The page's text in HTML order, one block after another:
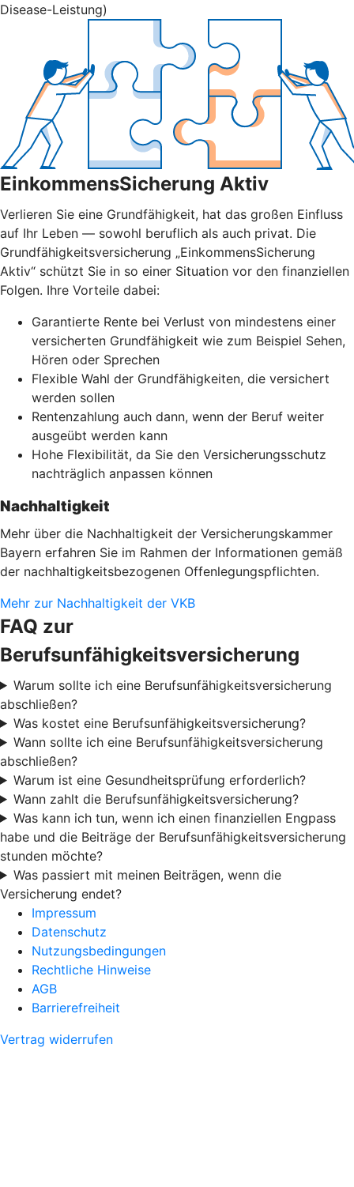
Disease-Leistung)
EinkommensSicherung Aktiv
Verlieren Sie eine Grundfähigkeit, hat das großen Einfluss
auf Ihr Leben — sowohl beruflich als auch privat. Die
Grundfähigkeitsversicherung „EinkommensSicherung
Aktiv“ schützt Sie in so einer Situation vor den finanziellen
Folgen. Ihre Vorteile dabei:
Garantierte Rente bei Verlust von mindestens einer
versicherten Grundfähigkeit wie zum Beispiel Sehen,
Hören oder Sprechen
Flexible Wahl der Grundfähigkeiten, die versichert
werden sollen
Rentenzahlung auch dann, wenn der Beruf weiter
ausgeübt werden kann
Hohe Flexibilität, da Sie den Versicherungsschutz
nachträglich anpassen können
Nachhaltigkeit
Mehr über die Nachhaltigkeit der Versicherungskammer
Bayern erfahren Sie im Rahmen der Informationen gemäß
der nachhaltigkeitsbezogenen Offenlegungspflichten.
Mehr zur Nachhaltigkeit der VKB
FAQ zur
Berufsunfähigkeitsversicherung
Warum sollte ich eine Berufsunfähigkeitsversicherung
abschließen?
Was kostet eine Berufsunfähigkeitsversicherung?
Wann sollte ich eine Berufsunfähigkeitsversicherung
abschließen?
Warum ist eine Gesundheitsprüfung erforderlich?
Wann zahlt die Berufsunfähigkeitsversicherung?
Was kann ich tun, wenn ich einen finanziellen Engpass
habe und die Beiträge der Berufsunfähigkeitsversicherung
stunden möchte?
Was passiert mit meinen Beiträgen, wenn die
Versicherung endet?
Impressum
Datenschutz
Nutzungsbedingungen
Rechtliche Hinweise
AGB
Barrierefreiheit
Vertrag widerrufen